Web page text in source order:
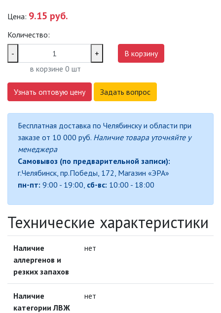
ДЕКОРАТИВНАЯ ПОДСВЕТКА
ДЕКОРАТИВНЫЕ СВЕТИЛЬНИКИ
ИЗОЛЯЦИОННАЯ ЛЕНТА
ИСТОЧНИКИ СВЕТА
КАБЕЛЕНЕСУЩИЕ СИСТЕМЫ
АКСЕССУАРЫ ДЛЯ КАБЕЛЬ-
КАНАЛА
Цена: 9.15 руб.
Количество:
-
+
в корзине 0 шт
В корзину
Узнать оптовую цену Задать вопрос
Бесплатная доставка по Челябинску и области при
заказе от 10 000 руб. Наличие товара уточняйте у
менеджера
Самовывоз (по предварительной записи):
г.Челябинск, пр.Победы, 172, Магазин «ЭРА»
пн-пт: 9:00 - 19:00, сб-вс: 10:00 - 18:00
Технические характеристики
Наличие
аллергенов и
резких запахов
нет
Наличие
категории ЛВЖ
нет